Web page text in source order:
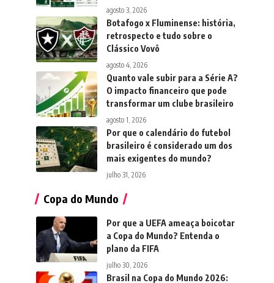
agosto 3, 2026
Botafogo x Fluminense: história,
retrospecto e tudo sobre o
Clássico Vovô
agosto 4, 2026
Quanto vale subir para a Série A?
O impacto financeiro que pode
transformar um clube brasileiro
agosto 1, 2026
Por que o calendário do futebol
brasileiro é considerado um dos
mais exigentes do mundo?
julho 31, 2026
Copa do Mundo
Por que a UEFA ameaça boicotar
a Copa do Mundo? Entenda o
plano da FIFA
julho 30, 2026
Brasil na Copa do Mundo 2026: